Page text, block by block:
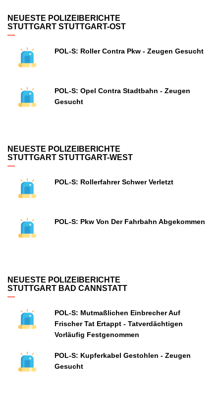
NEUESTE POLIZEIBERICHTE
STUTTGART STUTTGART-OST
POL-S: Roller Contra Pkw - Zeugen Gesucht
POL-S: Opel Contra Stadtbahn - Zeugen
Gesucht
NEUESTE POLIZEIBERICHTE
STUTTGART STUTTGART-WEST
POL-S: Rollerfahrer Schwer Verletzt
POL-S: Pkw Von Der Fahrbahn Abgekommen
NEUESTE POLIZEIBERICHTE
STUTTGART BAD CANNSTATT
POL-S: Mutmaßlichen Einbrecher Auf
Frischer Tat Ertappt - Tatverdächtigen
Vorläufig Festgenommen
POL-S: Kupferkabel Gestohlen - Zeugen
Gesucht